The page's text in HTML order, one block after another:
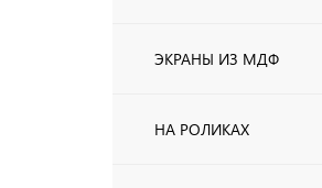
ЭКРАНЫ ИЗ МДФ
НА РОЛИКАХ